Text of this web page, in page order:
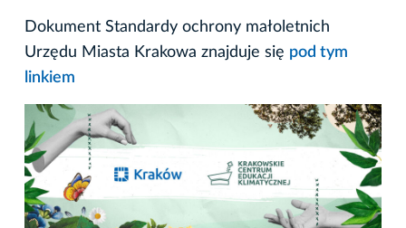
Dokument Standardy ochrony małoletnich
Urzędu Miasta Krakowa znajduje się pod tym
linkiem